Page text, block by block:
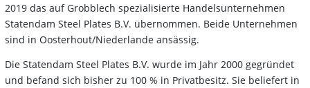
2019 das auf Grobblech spezialisierte Handelsunternehmen
Statendam Steel Plates B.V. übernommen. Beide Unternehmen
sind in Oosterhout/Niederlande ansässig.
Die Statendam Steel Plates B.V. wurde im Jahr 2000 gegründet
und befand sich bisher zu 100 % in Privatbesitz. Sie beliefert in